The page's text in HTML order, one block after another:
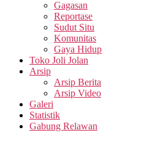
Gagasan
Reportase
Sudut Situ
Komunitas
Gaya Hidup
Toko Joli Jolan
Arsip
Arsip Berita
Arsip Video
Galeri
Statistik
Gabung Relawan